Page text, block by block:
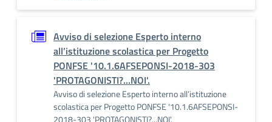
Avviso di selezione Esperto interno
all’istituzione scolastica per Progetto
PONFSE '10.1.6AFSEPONSI-2018-303
'PROTAGONISTI?...NOI'.
Avviso di selezione Esperto interno all’istituzione
scolastica per Progetto PONFSE '10.1.6AFSEPONSI-
2018-303 'PROTAGONISTI?...NOI'.